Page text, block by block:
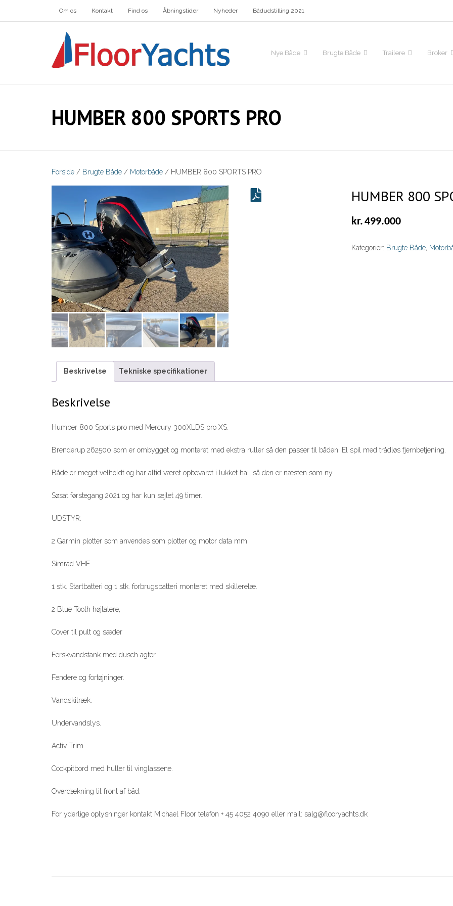
Om os Kontakt Find os Åbningstider Nyheder Bådudstilling 2021
Nye Både Brugte Både Trailere Broker
HUMBER 800 SPORTS PRO
Forside / Brugte Både / Motorbåde / HUMBER 800 SPORTS PRO
HUMBER 800
kr.499.000
Kategorier: Brugte Både,
Beskrivelse Tekniske specifikationer
Beskrivelse
Humber 800 Sports pro med Mercury 300XLDS pro XS.
Brenderup 262500 som er ombygget og monteret med ekstra ruller så den passer til båden. El spil med trådløs fjernbetjening.
Både er meget velholdt og har altid været opbevaret i lukket hal, så den er næsten som ny.
Søsat førstegang 2021 og har kun sejlet 49 timer.
UDSTYR:
2 Garmin plotter som anvendes som plotter og motor data mm
Simrad VHF
1 stk. Startbatteri og 1 stk. forbrugsbatteri monteret med skillerelæ.
2 Blue Tooth højtalere,
Cover til pult og sæder
Ferskvandstank med dusch agter.
Fendere og fortøjninger.
Vandskitræk.
Undervandslys.
Activ Trim.
Cockpitbord med huller til vinglassene.
Overdækning til front af båd.
For yderlige oplysninger kontakt Michael Floor telefon + 45 4052 4090 eller mail: salg@flooryachts.dk